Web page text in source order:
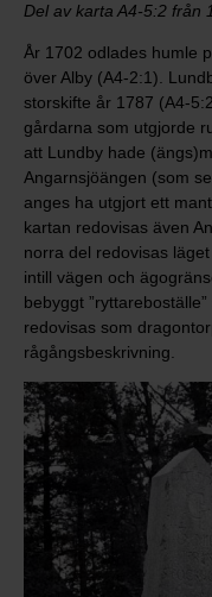
Del av karta A4-5:2 från
År 1702 odlades humle
över Alby (A4-2:1).
storskifte år 1787 (A4-
gårdarna som utgjorde
att Lundby hade
Angarnsjöängen (som
anges ha utgjort ett
kartan redovisas även
norra del redovisas
intill vägen och
bebyggt
redovisas som
rågångsbeskrivning.